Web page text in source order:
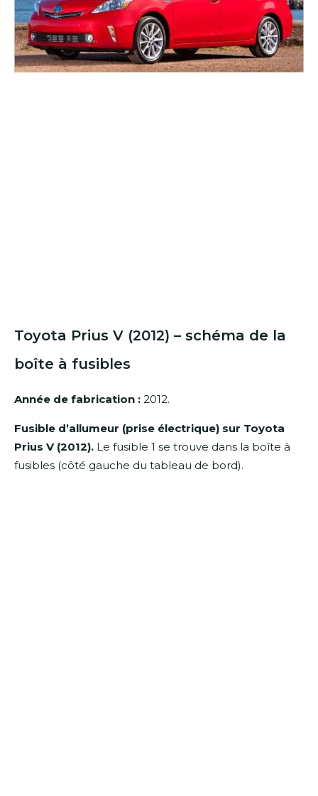
Toyota Prius V (2012) – schéma de la
boîte à fusibles
Année de fabrication : 2012.
Fusible d’allumeur (prise électrique) sur Toyota
Prius V (2012). Le fusible 1 se trouve dans la boîte à
fusibles (côté gauche du tableau de bord).